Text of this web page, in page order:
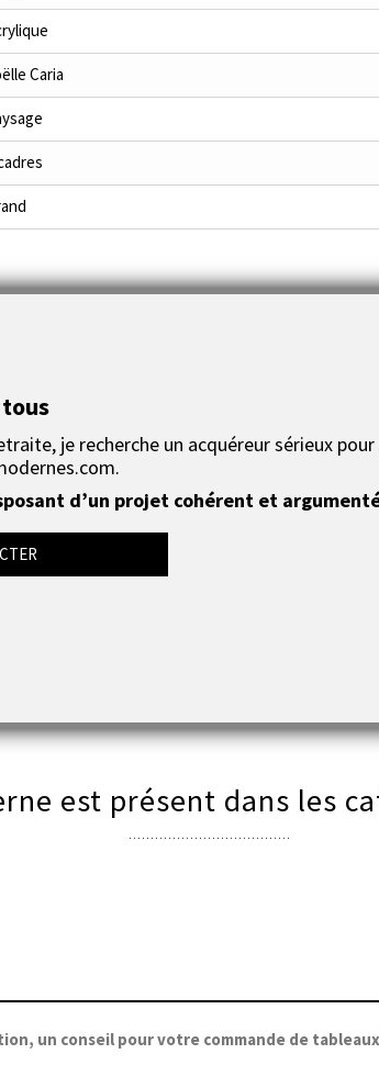
Caria
l'oeuvre
est présent dans les
un conseil pour votre commande de tableaux
je recherche un acquéreur sérieux
d’un projet cohérent et